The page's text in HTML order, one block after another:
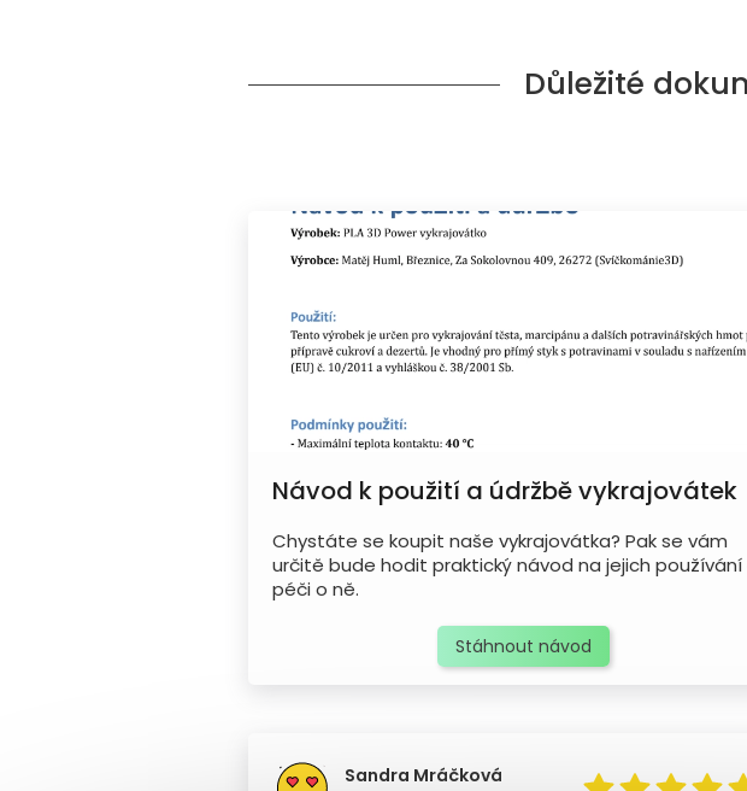
Důležité
Návod k použití a údržbě vykrajovátek
Chystáte se koupit naše vykrajovátka? Pak se vám
určitě bude hodit praktický návod na jejich používání
péči o ně.
Stáhnout návod
Sandra Mráčková